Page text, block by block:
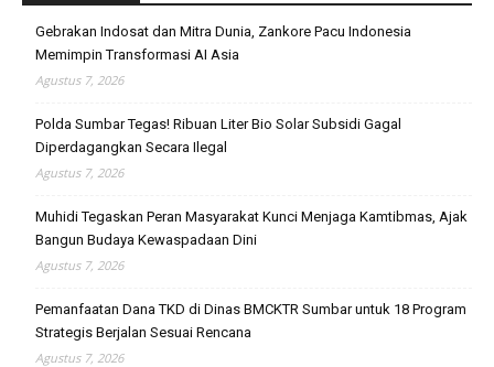
Gebrakan Indosat dan Mitra Dunia, Zankore Pacu Indonesia
Memimpin Transformasi AI Asia
Agustus 7, 2026
Polda Sumbar Tegas! Ribuan Liter Bio Solar Subsidi Gagal
Diperdagangkan Secara Ilegal
Agustus 7, 2026
Muhidi Tegaskan Peran Masyarakat Kunci Menjaga Kamtibmas, Ajak
Bangun Budaya Kewaspadaan Dini
Agustus 7, 2026
Pemanfaatan Dana TKD di Dinas BMCKTR Sumbar untuk 18 Program
Strategis Berjalan Sesuai Rencana
Agustus 7, 2026